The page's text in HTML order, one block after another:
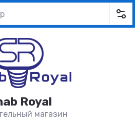
Royal
магазин